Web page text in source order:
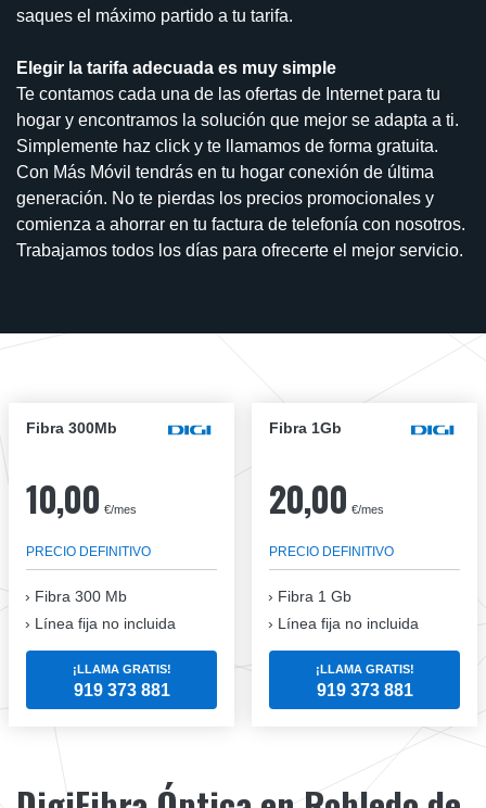
saques el máximo partido a tu tarifa.
Elegir la tarifa adecuada es muy simple
Te contamos cada una de las ofertas de Internet para tu
hogar y encontramos la solución que mejor se adapta a ti.
Simplemente haz click y te llamamos de forma gratuita.
Con Más Móvil tendrás en tu hogar conexión de última
generación. No te pierdas los precios promocionales y
comienza a ahorrar en tu factura de telefonía con nosotros.
Trabajamos todos los días para ofrecerte el mejor servicio.
Fibra 300Mb
10,00 €/mes
PRECIO DEFINITIVO
Fibra 300 Mb
Línea fija no incluida
¡LLAMA GRATIS!
919 373 881
Fibra 1Gb
20,00 €/mes
PRECIO DEFINITIVO
Fibra 1 Gb
Línea fija no incluida
¡LLAMA GRATIS!
919 373 881